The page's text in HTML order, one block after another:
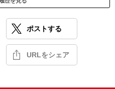
営業所
区熊手2-3-13 太陽生命八幡ビ
ポストする
URLをシェア